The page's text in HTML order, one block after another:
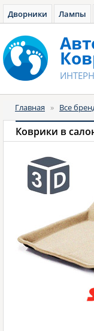
Дворники Лампы
Главная » Все
Коврики в